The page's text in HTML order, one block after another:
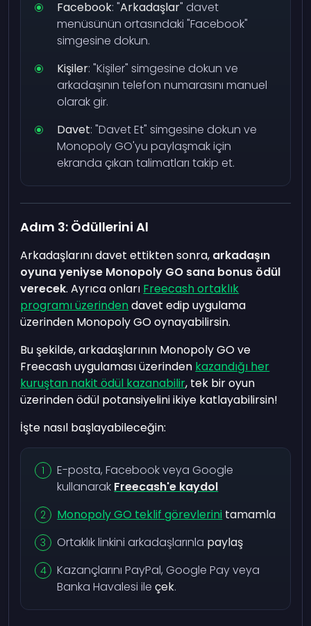
Facebook: "Arkadaşlar" davet
menüsünün ortasındaki "Facebook"
simgesine dokun.
Kişiler: "Kişiler" simgesine dokun ve
arkadaşının telefon numarasını manuel
olarak gir.
Davet: "Davet Et" simgesine dokun ve
Monopoly GO'yu paylaşmak için
ekranda çıkan talimatları takip et.
Adım 3: Ödüllerini Al
Arkadaşlarını davet ettikten sonra, arkadaşın
oyuna yeniyse Monopoly GO sana bonus ödül
verecek. Ayrıca onları Freecash ortaklık
programı üzerindendavet edip uygulama
üzerinden Monopoly GO oynayabilirsin.
Bu şekilde, arkadaşlarının Monopoly GO ve
Freecash uygulaması üzerinden kazandığı her
kuruştan nakit ödül kazanabilir, tek bir oyun
üzerinden ödül potansiyelini ikiye katlayabilirsin!
İşte nasıl başlayabileceğin:
E-posta, Facebook veya Google
kullanarak Freecash'e kaydol
Monopoly GO teklif görevlerini tamamla
Ortaklık linkini arkadaşlarınla paylaş
Kazançlarını PayPal, Google Pay veya
Banka Havalesi ileçek.